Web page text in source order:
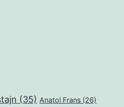
(35) Anatol Frans (26)